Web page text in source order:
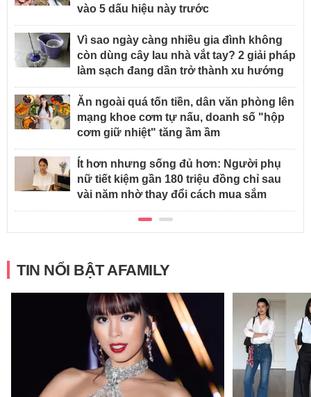
vào 5 dấu hiệu này trước
Vì sao ngày càng nhiều gia đình không
còn dùng cây lau nhà vắt tay? 2 giải pháp
làm sạch đang dần trở thành xu hướng
Ăn ngoài quá tốn tiền, dân văn phòng lên
mạng khoe cơm tự nấu, doanh số "hộp
cơm giữ nhiệt" tăng ầm ầm
Ít hơn nhưng sống đủ hơn: Người phụ
nữ tiết kiệm gần 180 triệu đồng chỉ sau
vài năm nhờ thay đổi cách mua sắm
TIN NỔI BẬT AFAMILY